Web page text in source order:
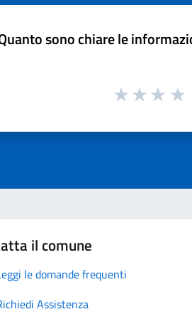
sono chiare le
il comune
le domande frequenti
Assistenza